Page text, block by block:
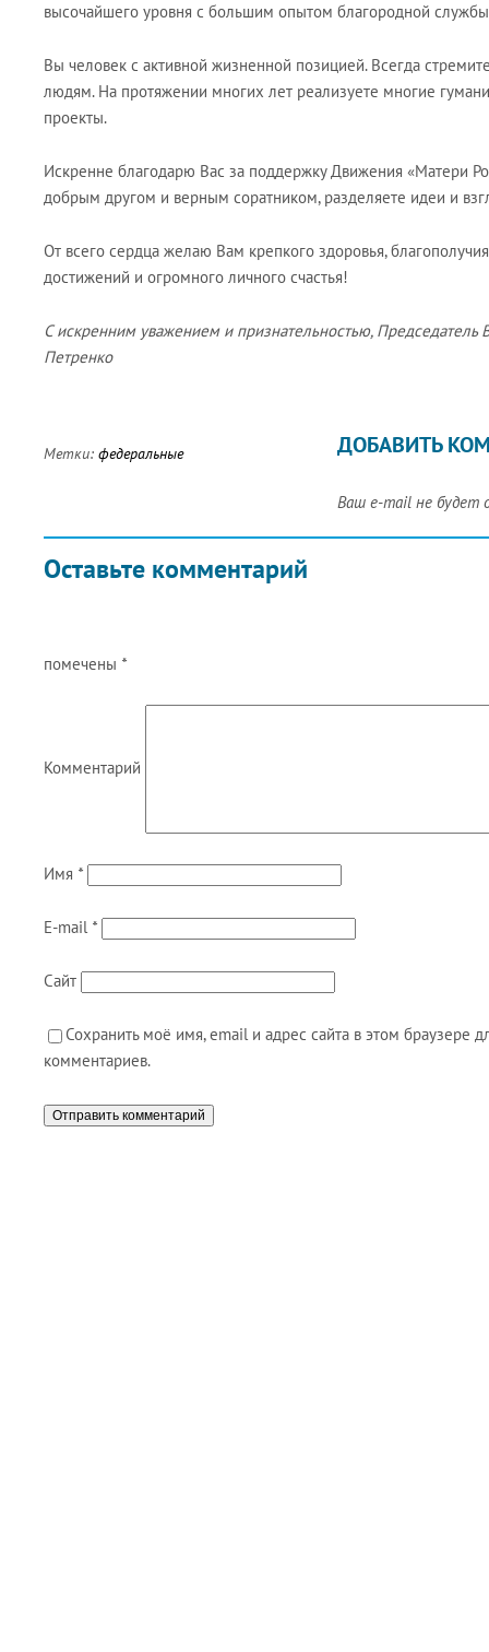
высочайшего уровня с большим опытом благородной
Вы человек с активной жизненной позицией. Всегда
людям. На протяжении многих лет реализуете многие
проекты.
Искренне благодарю Вас за поддержку Движения «Матери
добрым другом и верным соратником, разделяете идеи и
От всего сердца желаю Вам крепкого здоровья,
достижений и огромного личного счастья!
С искренним уважением и признательностью, Председатель
Петренко
Метки: федеральные
Оставьте комментарий
ДОБАВИТЬ
Ваш e-mail не будет
помечены *
Комментарий
Имя *
E-mail *
Сайт
Сохранить моё имя, email и адрес сайта в этом браузере
комментариев.